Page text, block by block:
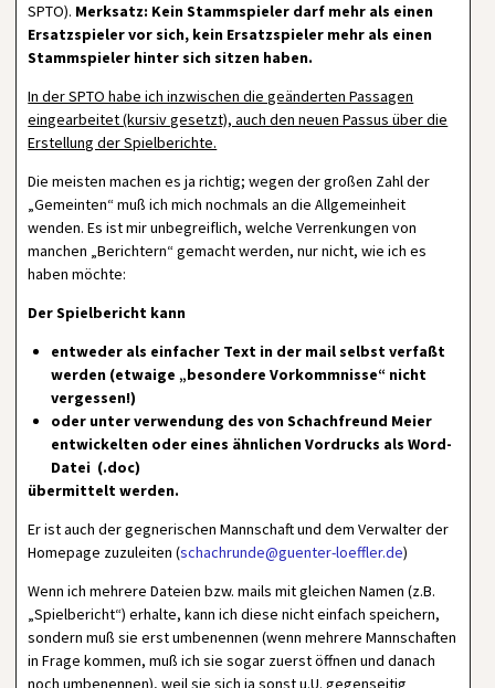
SPTO). Merksatz: Kein Stammspieler darf mehr als einen
Ersatzspieler vor sich, kein Ersatzspieler mehr als einen
Stammspieler hinter sich sitzen haben.
In der SPTO habe ich inzwischen die geänderten Passagen
eingearbeitet (kursiv gesetzt), auch den neuen Passus über die
Erstellung der Spielberichte.
Die meisten machen es ja richtig; wegen der großen Zahl der
„Gemeinten“ muß ich mich nochmals an die Allgemeinheit
wenden. Es ist mir unbegreiflich, welche Verrenkungen von
manchen „Berichtern“ gemacht werden, nur nicht, wie ich es
haben möchte:
Der Spielbericht kann
entweder als einfacher Text in der mail selbst verfaßt
werden (etwaige „besondere Vorkommnisse“ nicht
vergessen!)
oder unter verwendung des von Schachfreund Meier
entwickelten oder eines ähnlichen Vordrucks als Word-
Datei (.doc)
übermittelt werden.
Er ist auch der gegnerischen Mannschaft und dem Verwalter der
Homepage zuzuleiten (schachrunde@guenter-loeffler.de)
Wenn ich mehrere Dateien bzw. mails mit gleichen Namen (z.B.
„Spielbericht“) erhalte, kann ich diese nicht einfach speichern,
sondern muß sie erst umbenennen (wenn mehrere Mannschaften
in Frage kommen, muß ich sie sogar zuerst öffnen und danach
noch umbenennen), weil sie sich ja sonst u.U. gegenseitig